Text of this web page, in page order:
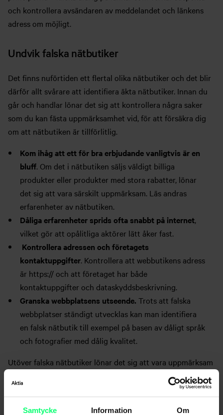
Samtycke Information Om
och kontrollera avsändaren av meddelandet och länkens
adress om möjligt.
Undvik falska nätbutiker
Det finns nuförtiden ett flertal olika nätbutiker och det blir
därför allt svårare att identifiera äkta nätbutiker. Innan du
går och handlar lönar det sig att kontrollera några saker
som du kan fästa uppmärksamhet vid, för att försäkra dig
om att nätbutiken är tillförlitlig.
Kom ihåg att ett för bra erbjudande vanligtvis är en
bluff. Om det i nätbutiken säljs väldigt billiga
produkter eller produkter med stora rabatter, lönar
det sig att vara särskilt uppmärksam. Läs andras
erfarenheter av nätbutiken.
Dåliga erfarenheter sprids ofta snabbt på internet,
vilket gör att opålitliga aktörer lätt åker fast.
Kontrollera adressen och företagets
kontaktuppgifter. Kontrollera att webbutikens adress
är https:// och att företaget har både
kontaktuppgifter och dataskyddsbeskrivning.
Granska webbplatsens utseende. Trots att falska
webbplatser ständigt utvecklas kan man identifiera
en falsk nätbutik till exempel på basen av dåligt språk
och fotografier med dålig kvalitet.
Utöver falska nätbutiker lönar det sig att vara uppmärksam
på s.k. beställningsfällor. Beställningsfällor går ofta ut på att
konsumenten vilseleds till exempel genom erbjudanden